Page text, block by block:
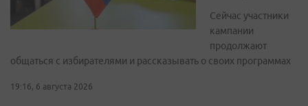
Сейчас участники
кампании
продолжают
общаться с избирателями и рассказывать о своих программах
19:16, 6 августа 2026